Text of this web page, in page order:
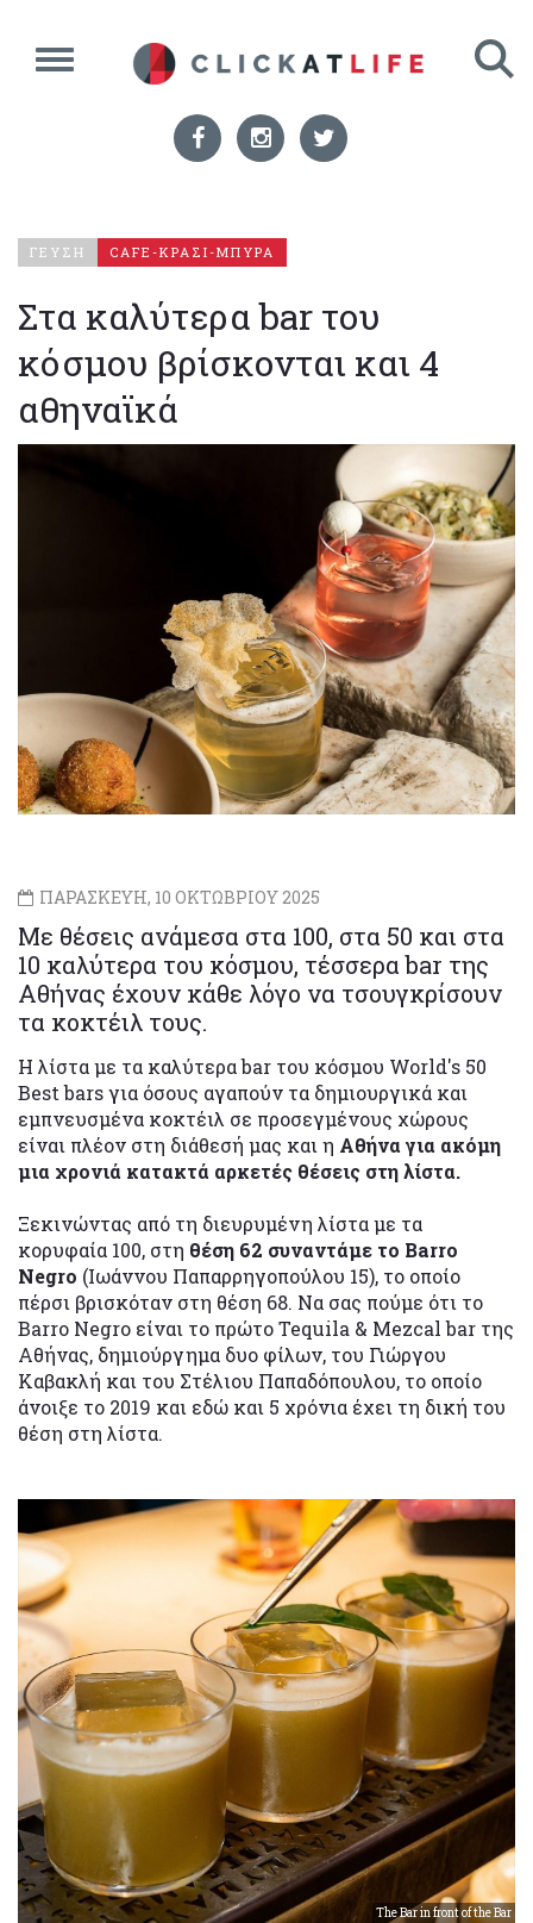
ΓΕΥΣΗ CAFE-ΚΡΑΣΙ-ΜΠΥΡΑ
Στα καλύτερα bar του
κόσμου βρίσκονται και 4
αθηναϊκά
ΠΑΡΑΣΚΕΥΗ, 10 ΟΚΤΩΒΡΙΟΥ 2025
Με θέσεις ανάμεσα στα 100, στα 50 και στα
10 καλύτερα του κόσμου, τέσσερα bar της
Αθήνας έχουν κάθε λόγο να τσουγκρίσουν
τα κοκτέιλ τους.
Η λίστα με τα καλύτερα bar του κόσμου World's 50
Best bars για όσους αγαπούν τα δημιουργικά και
εμπνευσμένα κοκτέιλ σε προσεγμένους χώρους
είναι πλέον στη διάθεσή μας και η Αθήνα για ακόμη
μια χρονιά κατακτά αρκετές θέσεις στη λίστα.
Ξεκινώντας από τη διευρυμένη λίστα με τα
κορυφαία 100, στη θέση 62 συναντάμε το Barro
Negro (Ιωάννου Παπαρρηγοπούλου 15), το οποίο
πέρσι βρισκόταν στη θέση 68. Να σας πούμε ότι το
Barro Negro είναι το πρώτο Tequila & Mezcal bar της
Αθήνας, δημιούργημα δυο φίλων, του Γιώργου
Καβακλή και του Στέλιου Παπαδόπουλου, το οποίο
άνοιξε το 2019 και εδώ και 5 χρόνια έχει τη δική του
θέση στη λίστα.
The Bar in front of the Bar